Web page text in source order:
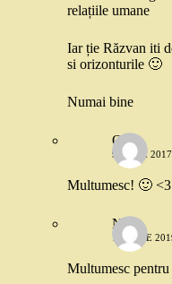
relațiile umane
Iar ție Răzvan iti
si orizonturile 🙂
Numai bine
O.
9 IUNIE
Multumesc! 🙂 <3
Neli
10 IULIE
Multumesc pentru